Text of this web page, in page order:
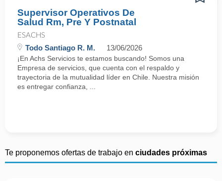
Supervisor Operativos De
Salud Rm, Pre Y Postnatal
ESACHS
Todo Santiago R. M. 13/06/2026
¡En Achs Servicios te estamos buscando! Somos una
Empresa de servicios, que cuenta con el respaldo y
trayectoria de la mutualidad líder en Chile. Nuestra misión
es entregar confianza, ...
Te proponemos ofertas de trabajo en ciudades próximas